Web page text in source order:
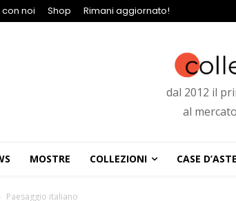
noi Shop Rimani aggiornato!
dal 2012 il
al
MOSTRE COLLEZIONI CASE D’ASTE
Paesaggio italiano